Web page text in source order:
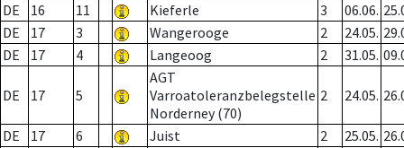
DE
16 11 Kieferle 3 06.06.
DE
17 3 Wangerooge 2 24.05.
DE
17 4 Langeoog 2 31.05.
DE 17 5
AGT
Varroatoleranzbelegstelle
Norderney (70)
2 24.05.
DE 17 6 Juist 2 25.05.